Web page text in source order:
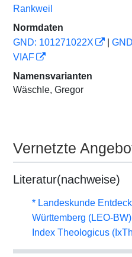
Rankweil
Normdaten
GND: 101271022X
VIAF
Namensvarianten
Wäschle, Gregor
Vernetzte
Literatur(nachweise)
* Landeskunde
Württemberg (LEO-
Index Theologicus